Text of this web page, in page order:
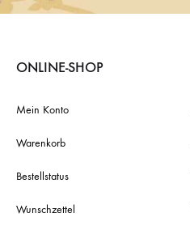
ONLINE-SHOP
Mein Konto
Warenkorb
Bestellstatus
Wunschzettel